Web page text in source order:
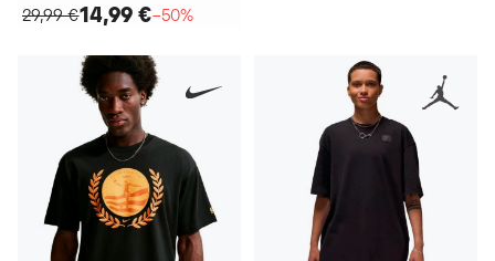
29,99 €14,99 €−50%